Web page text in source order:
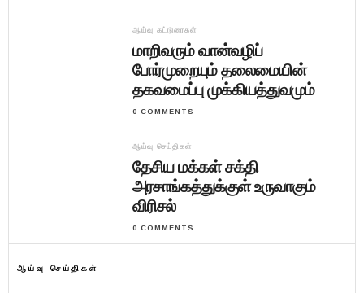
ஆய்வு கட்டுரைகள்
மாறிவரும் வான்வழிப்
போர்முறையும் தலைமையின்
தகவமைப்பு முக்கியத்துவமும்
0 COMMENTS
ஆய்வு செய்திகள்
தேசிய மக்கள் சக்தி
அரசாங்கத்துக்குள் உருவாகும்
விரிசல்
0 COMMENTS
ஆய்வு செய்திகள்